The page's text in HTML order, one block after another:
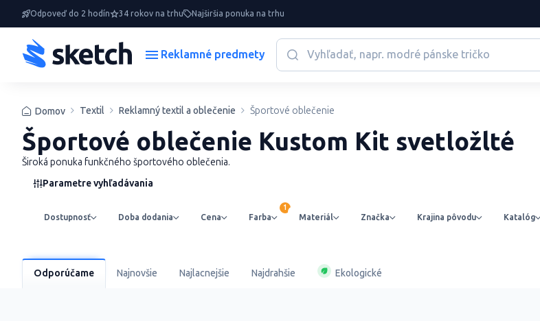
Odpoveď do 2 hodín 34 rokov na trhu Najširšia ponuka na trhu
Reklamné predmety
Domov Textil Reklamný textil a oblečenie Športové oblečenie
Športové oblečenie Kustom Kit svetložlté
Široká ponuka funkčného športového oblečenia.
Parametre vyhľadávania
Dostupnosť Doba dodania Cena Farba Materiál Značka Krajina pôvodu Katalóg
Odporúčame Najnovšie Najlacnejšie Najdrahšie Ekologické